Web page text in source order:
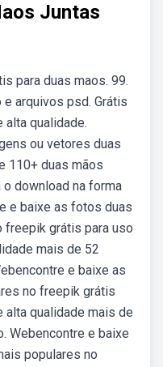
Juntas
para duas maos. 99.
arquivos psd. Grátis
alta qualidade.
ou vetores duas
110+ duas mãos
download na forma
e baixe as fotos duas
freepik grátis para uso
mais de 52
e baixe as
no freepik grátis
alta qualidade mais de
Webencontre e baixe
populares no